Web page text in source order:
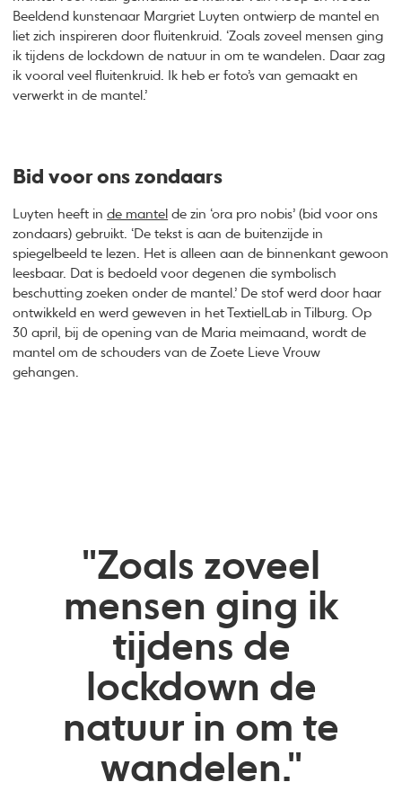
Beeldend kunstenaar Margriet Luyten ontwierp de mantel en
liet zich inspireren door fluitenkruid. ‘Zoals zoveel mensen ging
ik tijdens de lockdown de natuur in om te wandelen. Daar zag
ik vooral veel fluitenkruid. Ik heb er foto’s van gemaakt en
verwerkt in de mantel.’
Bid voor ons zondaars
Luyten heeft inde mantel de zin ‘ora pro nobis’ (bid voor ons
zondaars) gebruikt. ‘De tekst is aan de buitenzijde in
spiegelbeeld te lezen. Het is alleen aan de binnenkant gewoon
leesbaar. Dat is bedoeld voor degenen die symbolisch
beschutting zoeken onder de mantel.’ De stof werd door haar
ontwikkeld en werd geweven in het TextielLab in Tilburg. Op
30 april, bij de opening van de Maria meimaand, wordt de
mantel om de schouders van de Zoete Lieve Vrouw
gehangen.
"Zoals zoveel
mensen ging ik
tijdens de
lockdown de
natuur in om te
wandelen."